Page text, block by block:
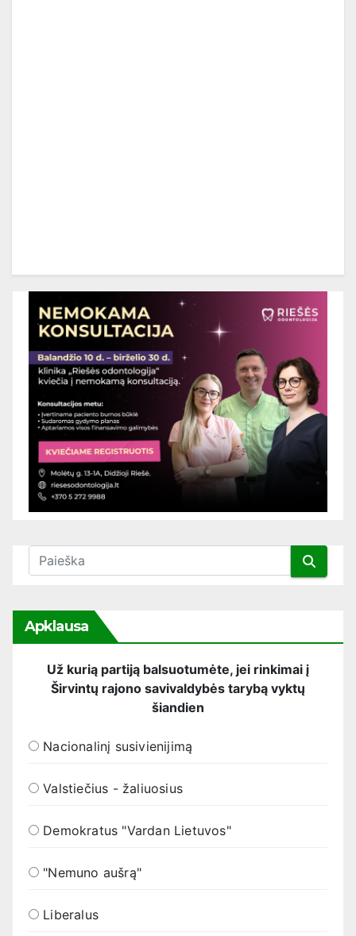
Apklausa
Už kurią partiją balsuotumėte, jei rinkimai į
Širvintų rajono savivaldybės tarybą vyktų
šiandien
Nacionalinį susivienijimą
Valstiečius - žaliuosius
Demokratus "Vardan Lietuvos"
"Nemuno aušrą"
Liberalus